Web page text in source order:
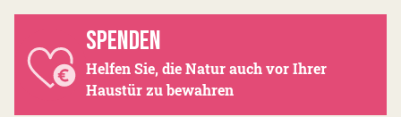
SPENDEN
Helfen Sie, die Natur auch vor Ihrer
Haustür zu bewahren